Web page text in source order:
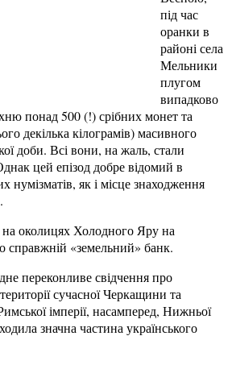
під час
оранки в
районі села
Мельники
плугом
випадково
понад 500 (!) срібних монет та
декілька кілограмів) масивного
доби. Всі вони, на жаль, стали
цей епізод добре відомий в
нумізматів, як і місце знаходження
на околицях Холодного Яру на
справжній «земельний» банк.
переконливе свідчення про
сучасної Черкащини та
імперії, насамперед, Нижньої
значна частина українського